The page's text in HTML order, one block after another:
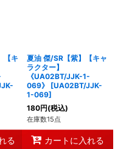
【キ
る
夏油 傑/SR【紫】【キャ
ラクター】
《UA02BT/JJK-1-
069》
[UA02BT/JJK-
1-069]
180円(税込)
在庫数15点
カートに入れる